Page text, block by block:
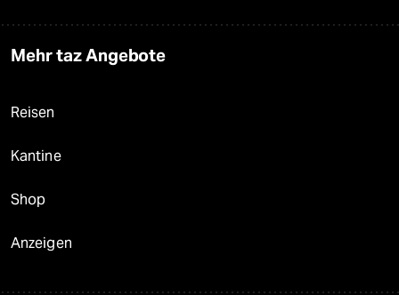
Mehr taz Angebote
Reisen
Kantine
Shop
Anzeigen